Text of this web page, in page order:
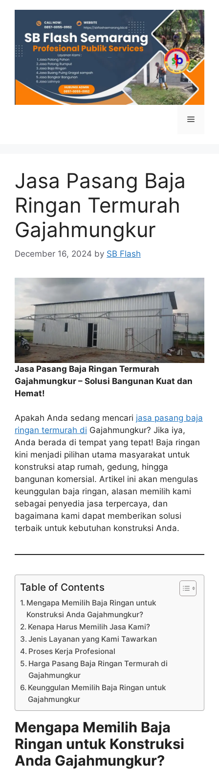
Menu
Jasa Pasang Baja
Ringan Termurah
Gajahmungkur
December 16, 2024 by SB Flash
Jasa Pasang Baja Ringan Termurah
Gajahmungkur – Solusi Bangunan Kuat dan
Hemat!
Apakah Anda sedang mencari jasa pasang baja
ringan termurah di Gajahmungkur? Jika iya,
Anda berada di tempat yang tepat! Baja ringan
kini menjadi pilihan utama masyarakat untuk
konstruksi atap rumah, gedung, hingga
bangunan komersial. Artikel ini akan mengulas
keunggulan baja ringan, alasan memilih kami
sebagai penyedia jasa terpercaya, dan
bagaimana kami dapat memberikan solusi
terbaik untuk kebutuhan konstruksi Anda.
Table of Contents
Mengapa Memilih Baja Ringan untuk
Konstruksi Anda Gajahmungkur?
Kenapa Harus Memilih Jasa Kami?
Jenis Layanan yang Kami Tawarkan
Proses Kerja Profesional
Harga Pasang Baja Ringan Termurah di
Gajahmungkur
Keunggulan Memilih Baja Ringan untuk
Gajahmungkur
Mengapa Memilih Baja
Ringan untuk Konstruksi
Anda Gajahmungkur?